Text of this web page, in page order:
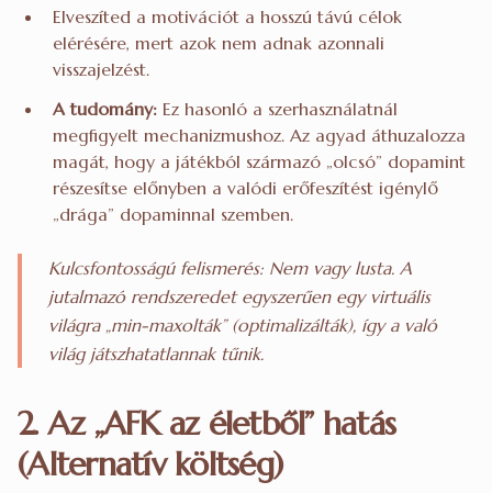
Elveszíted a motivációt a hosszú távú célok
elérésére, mert azok nem adnak azonnali
visszajelzést.
A tudomány: Ez hasonló a szerhasználatnál
megfigyelt mechanizmushoz. Az agyad áthuzalozza
magát, hogy a játékból származó „olcsó” dopamint
részesítse előnyben a valódi erőfeszítést igénylő
„drága” dopaminnal szemben.
Kulcsfontosságú felismerés: Nem vagy lusta. A
jutalmazó rendszeredet egyszerűen egy virtuális
világra „min-maxolták” (optimalizálták), így a való
világ játszhatatlannak tűnik.
2. Az „AFK az életből” hatás
(Alternatív költség)